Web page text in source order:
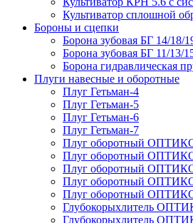
Культиватор сплошной
Бороны и сцепки
Борона зубовая БГ 14/18/
Борона зубовая БГ 11/13/
Борона гидравлическая
Плуги навесные и оборотные
Плуг Гетьман-4
Плуг Гетьман-5
Плуг Гетьман-6
Плуг Гетьман-7
Плуг оборотный
Плуг оборотный
Плуг оборотный
Плуг оборотный
Плуг оборотный
Глубокорыхлитель
Глубокорыхлитель